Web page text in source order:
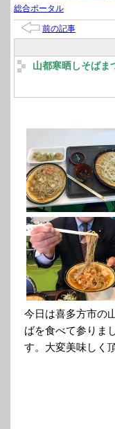
総合ポータル
前の記事
山都寒晒しそばま
今日は喜多方市の
ばを食べて参りま
す。大変美味しく